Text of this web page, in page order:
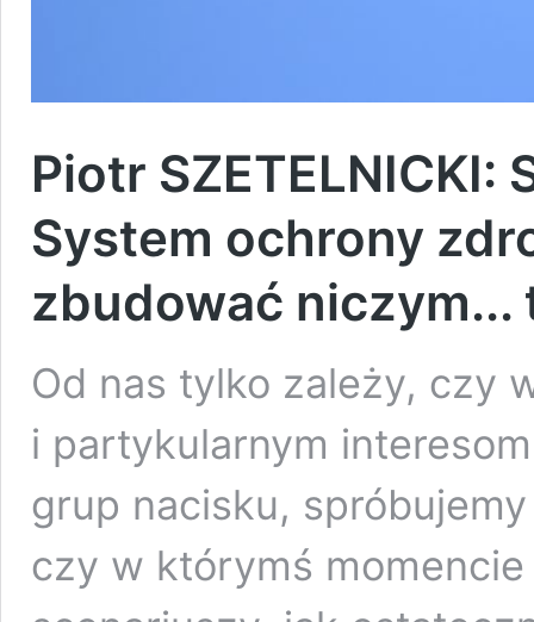
Piotr SZETELNICKI:
System ochrony
zbudować niczym...
Od nas tylko zależy, czy
i partykularnym
grup nacisku,
czy w którymś